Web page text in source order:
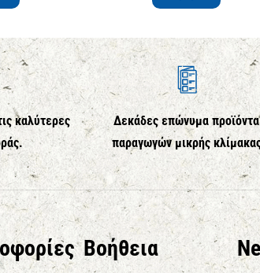
καλύτερες
Δεκάδες επώνυμα προϊόντα
παραγωγών μικρής
Βοήθεια